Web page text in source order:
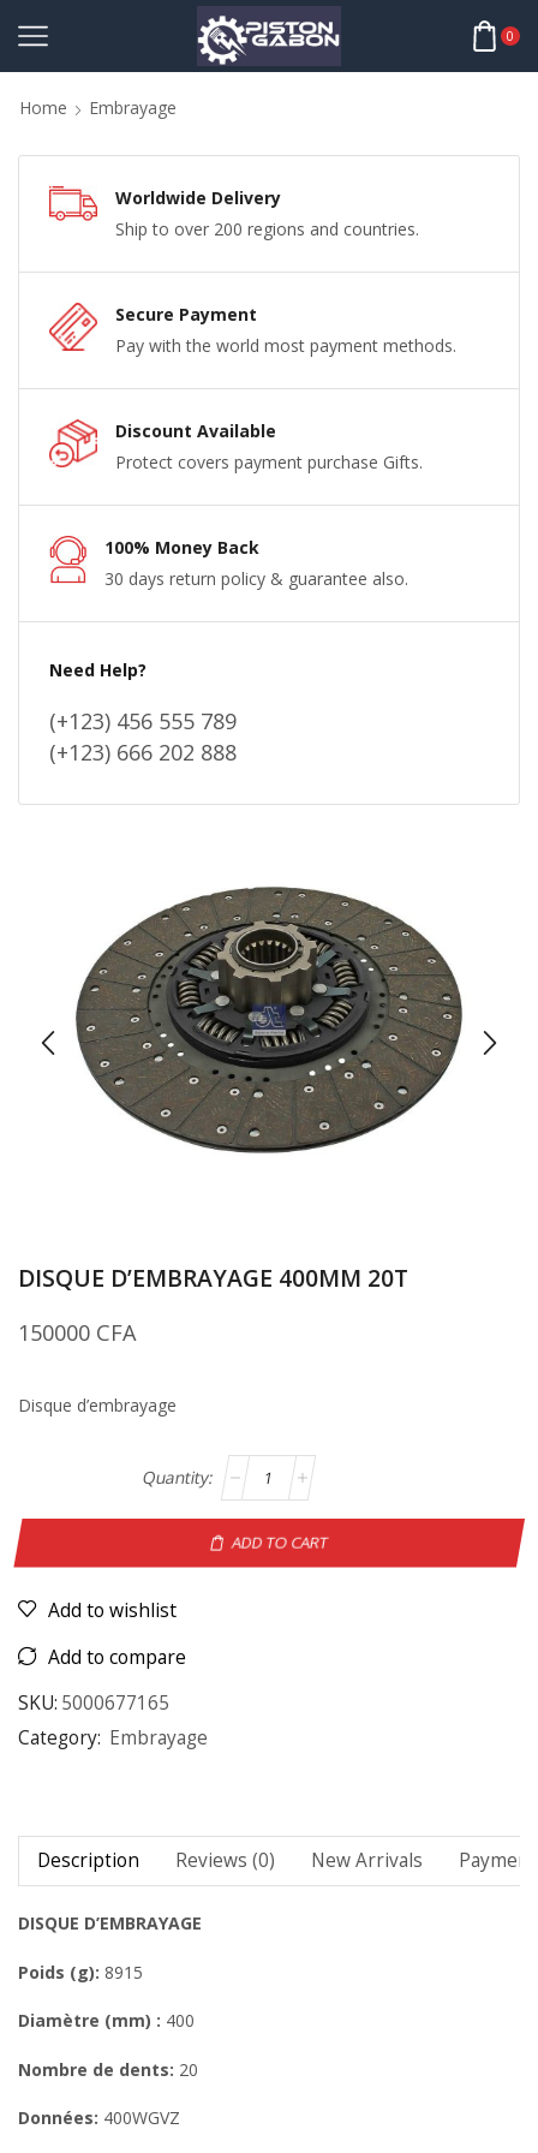
0
Home Embrayage
Worldwide Delivery
Ship to over 200 regions and countries.
Secure Payment
Pay with the world most payment methods.
Discount Available
Protect covers payment purchase Gifts.
100% Money Back
30 days return policy & guarantee also.
Need Help?
(+123) 456 555 789
(+123) 666 202 888
DISQUE D’EMBRAYAGE 400MM 20T
150000 CFA
Disque d’embrayage
ADD TO CART
Add to wishlist
Add to compare
SKU: 5000677165
Category: Embrayage
Description Reviews (0) New Arrivals
DISQUE D’EMBRAYAGE
Poids (g): 8915
Diamètre (mm) : 400
Nombre de dents: 20
Données: 400WGVZ